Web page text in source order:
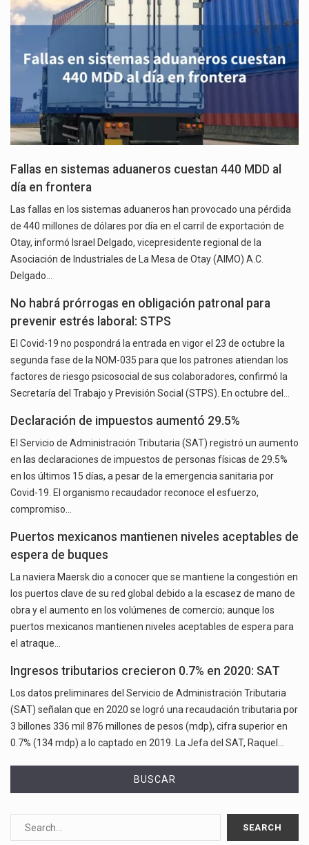
Fallas en sistemas aduaneros cuestan 440 MDD al
día en frontera
Las fallas en los sistemas aduaneros han provocado una pérdida
de 440 millones de dólares por día en el carril de exportación de
Otay, informó Israel Delgado, vicepresidente regional de la
Asociación de Industriales de La Mesa de Otay (AIMO) A.C.
Delgado…
No habrá prórrogas en obligación patronal para
prevenir estrés laboral: STPS
El Covid-19 no pospondrá la entrada en vigor el 23 de octubre la
segunda fase de la NOM-035 para que los patrones atiendan los
factores de riesgo psicosocial de sus colaboradores, confirmó la
Secretaría del Trabajo y Previsión Social (STPS). En octubre del…
Declaración de impuestos aumentó 29.5%
El Servicio de Administración Tributaria (SAT) registró un aumento
en las declaraciones de impuestos de personas físicas de 29.5%
en los últimos 15 días, a pesar de la emergencia sanitaria por
Covid-19. El organismo recaudador reconoce el esfuerzo,
compromiso…
Puertos mexicanos mantienen niveles aceptables de
espera de buques
La naviera Maersk dio a conocer que se mantiene la congestión en
los puertos clave de su red global debido a la escasez de mano de
obra y el aumento en los volúmenes de comercio; aunque los
puertos mexicanos mantienen niveles aceptables de espera para
el atraque…
Ingresos tributarios crecieron 0.7% en 2020: SAT
Los datos preliminares del Servicio de Administración Tributaria
(SAT) señalan que en 2020 se logró una recaudación tributaria por
3 billones 336 mil 876 millones de pesos (mdp), cifra superior en
0.7% (134 mdp) a lo captado en 2019. La Jefa del SAT, Raquel…
BUSCAR